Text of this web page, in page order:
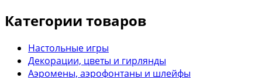
Категории товаров
Настольные игры
Декорации, цветы и гирлянды
Аэромены, аэрофонтаны и шлейфы